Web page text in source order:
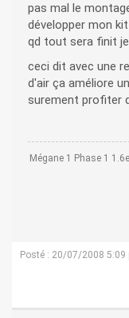
pas mal le
développer mon
qd tout sera finit
ceci dit avec une
d'air ça améliore
surement profiter
Mégane 1 Phase 1
Posté : 20/07/2008 5:09